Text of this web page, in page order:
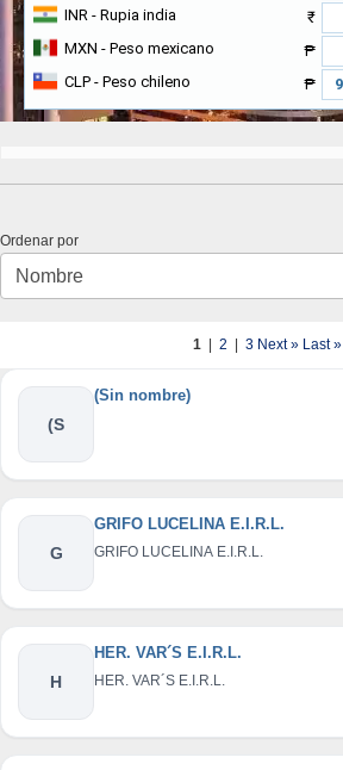
INR - Rupia india
₹
MXN - Peso mexicano
₱
CLP - Peso chileno ₱
Ordenar por
1 | 2 | 3Next »Last »
(S
(Sin nombre)
G
GRIFO LUCELINA E.I.R.L.
GRIFO LUCELINA E.I.R.L.
H
HER. VAR´S E.I.R.L.
HER. VAR´S E.I.R.L.